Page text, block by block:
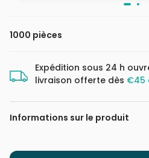
1000 pièces
Expédition sous 24 h
livraison offerte dès €45
Informations sur le produit
Marque